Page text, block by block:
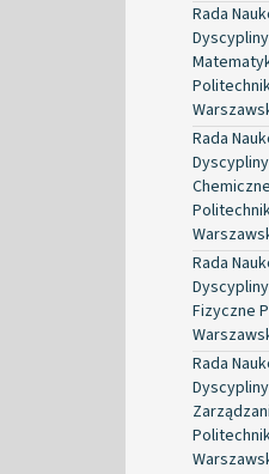
Rada
Dyscypliny
Rada
Chemiczne
Rada
Fizyczne
Rada